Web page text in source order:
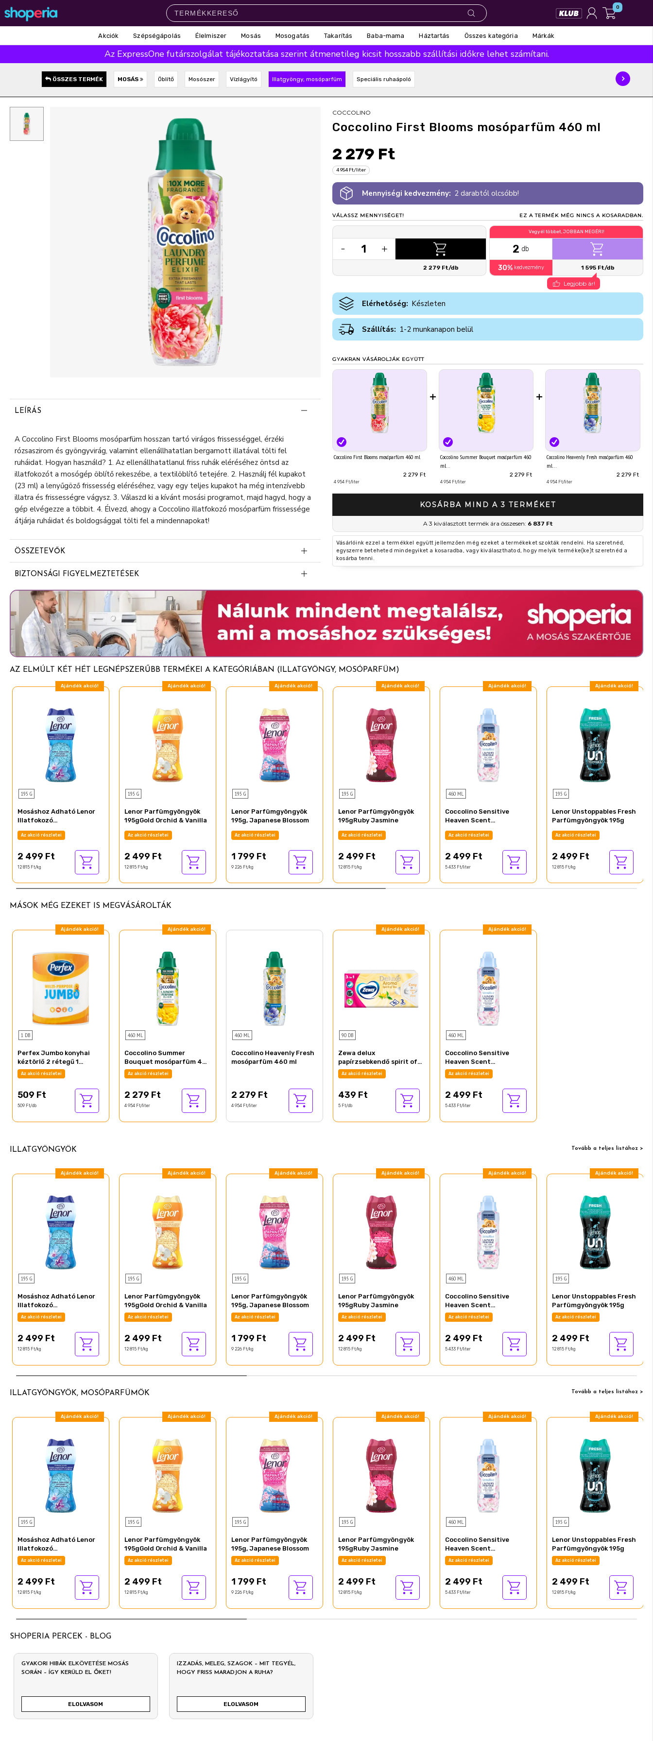
0
Élelmiszer
Mosás Mosogatás Takarítás
Baba-mama Háztartás
Népszerű márkák
Akciók Szépségápolás Élelmiszer Mosás Mosogatás Takarítás Baba-mama Háztartás Összes kategória Márkák
Az ExpressOne futárszolgálat tájékoztatása szerint átmenetileg kicsit hosszabb szállítási időkre lehet számítani.
ÖSSZES TERMÉK MOSÁS Öblítő Mosószer Vízlágyító Illatgyöngy, mosóparfüm Speciális ruhaápoló
COCCOLINO
Coccolino First Blooms mosóparfüm 460 ml
2 279 Ft
4 954 Ft/liter
Mennyiségi kedvezmény: 2 darabtól olcsóbb!
VÁLASSZ MENNYISÉGET! EZ A TERMÉK MÉG NINCS A KOSARADBAN.
- 1 +
2 279 Ft/db
Vegyél többet, JOBBAN MEGÉRI!
2 db
30% kedvezmény 1 595 Ft/db
Legjobb ár!
Elérhetőség: Készleten
Szállítás: 1-2 munkanapon belül
GYAKRAN VÁSÁROLJÁK EGYÜTT
Coccolino First Blooms mosóparfüm 460 ml
2 279 Ft
4 954 Ft/liter
+
Coccolino Summer Bouquet mosóparfüm 460
ml
2 279 Ft
4 954 Ft/liter
+
Coccolino Heavenly Fresh mosóparfüm 460
ml
2 279 Ft
4 954 Ft/liter
KOSÁRBA MIND A 3 TERMÉKET
A 3 kiválasztott termék ára összesen: 6 837 Ft
Vásárlóink ezzel a termékkel együtt jellemzően még ezeket a termékeket szokták rendelni. Ha szeretnéd,
egyszerre beteheted mindegyiket a kosaradba, vagy kiválaszthatod, hogy melyik terméke(ke)t szeretnéd a
kosárba tenni.
LEÍRÁS
A Coccolino First Blooms mosóparfüm hosszan tartó virágos frissességgel, érzéki
rózsaszirom és gyöngyvirág, valamint ellenállhatatlan bergamott illatával tölti fel
ruháidat. Hogyan használd? 1. Az ellenállhatatlanul friss ruhák eléréséhez öntsd az
illatfokozót a mosógép öblítő rekeszébe, a textilöblítő tetejére. 2. Használj fél kupakot
(23 ml) a lenyűgöző frissesség eléréséhez, vagy egy teljes kupakot ha még intenzívebb
illatra és frissességre vágysz. 3. Válaszd ki a kívánt mosási programot, majd hagyd, hogy a
gép elvégezze a többit. 4. Élvezd, ahogy a Coccolino illatfokozó mosóparfüm frissessége
átjárja ruháidat és boldogsággal tölti fel a mindennapokat!
ÖSSZETEVŐK
5-15%: nem ionos felületaktív anyagok
Citronellol, Dimethyl Phenethyl Acetate, Geraniol, Hexyl Cinnamal, Juniperus
Virginiana Oil, Limonene, Linalyl Acetate, Rose Ketones, Tetramethyl
Acetyloctahydronaphthalenes, Benzisothiazolinone, Phenoxyethanol
BIZTONSÁGI FIGYELMEZTETÉSEK
Tetramethyl Acetyloctahydronaphthalenes-t, Hexyl Cinnamal-t, Benzyl Salicylate-t,
Linalool-t, Benzisothiazolinone-t, Rose Ketone-3-t tartalmaz. Allergiás reakciót válthat ki.
AZ ELMÚLT KÉT HÉT LEGNÉPSZERŰBB TERMÉKEI A KATEGÓRIÁBAN (ILLATGYÖNGY, MOSÓPARFÜM)
Ajándék akció!
195 G
Mosáshoz Adható Lenor
Illatfokozó
Parfümgyöngyök
195gSpring Awakening
Az akció részletei
2 499 Ft
12 815 Ft/kg
Ajándék akció!
195 G
Lenor Parfümgyöngyök
195gGold Orchid & Vanilla
Az akció részletei
2 499 Ft
12 815 Ft/kg
Ajándék akció!
195 G
Lenor Parfümgyöngyök
195g, Japanese Blossom
Az akció részletei
1 799 Ft
9 226 Ft/kg
Ajándék akció!
195 G
Lenor Parfümgyöngyök
195gRuby Jasmine
Az akció részletei
2 499 Ft
12 815 Ft/kg
Ajándék akció!
460 ML
Coccolino Sensitive
Heaven Scent
mosóparfüm 460 ml
Az akció részletei
2 499 Ft
5 433 Ft/liter
Ajándék akció!
195 G
Lenor Unstoppables Fresh
Parfümgyöngyök 195g
Az akció részletei
2 499 Ft
12 815 Ft/kg
MÁSOK MÉG EZEKET IS MEGVÁSÁROLTÁK
Ajándék akció!
1 DB
Perfex Jumbo konyhai
kéztörlő 2 rétegű 1
tekercs
Az akció részletei
509 Ft
509 Ft/db
Ajándék akció!
460 ML
Coccolino Summer
Bouquet mosóparfüm 460
mlAz akció részletei
2 279 Ft
4 954 Ft/liter
460 ML
Coccolino Heavenly Fresh
mosóparfüm 460 ml
2 279 Ft
4 954 Ft/liter
Ajándék akció!
90 DB
Zewa delux
papírzsebkendő spirit of
tea 3 rétegű 90 db
Az akció részletei
439 Ft
5 Ft/db
Ajándék akció!
460 ML
Coccolino Sensitive
Heaven Scent
mosóparfüm 460 ml
Az akció részletei
2 499 Ft
5 433 Ft/liter
ILLATGYÖNGYÖK Tovább a teljes listához >
Ajándék akció!
195 G
Mosáshoz Adható Lenor
Illatfokozó
Parfümgyöngyök
195gSpring Awakening
Az akció részletei
2 499 Ft
12 815 Ft/kg
Ajándék akció!
195 G
Lenor Parfümgyöngyök
195gGold Orchid & Vanilla
Az akció részletei
2 499 Ft
12 815 Ft/kg
Ajándék akció!
195 G
Lenor Parfümgyöngyök
195g, Japanese Blossom
Az akció részletei
1 799 Ft
9 226 Ft/kg
Ajándék akció!
195 G
Lenor Parfümgyöngyök
195gRuby Jasmine
Az akció részletei
2 499 Ft
12 815 Ft/kg
Ajándék akció!
460 ML
Coccolino Sensitive
Heaven Scent
mosóparfüm 460 ml
Az akció részletei
2 499 Ft
5 433 Ft/liter
Ajándék akció!
195 G
Lenor Unstoppables Fresh
Parfümgyöngyök 195g
Az akció részletei
2 499 Ft
12 815 Ft/kg
ILLATGYÖNGYÖK, MOSÓPARFÜMÖK Tovább a teljes listához >
Ajándék akció!
195 G
Mosáshoz Adható Lenor
Illatfokozó
Parfümgyöngyök
195gSpring Awakening
Az akció részletei
2 499 Ft
12 815 Ft/kg
Ajándék akció!
195 G
Lenor Parfümgyöngyök
195gGold Orchid & Vanilla
Az akció részletei
2 499 Ft
12 815 Ft/kg
Ajándék akció!
195 G
Lenor Parfümgyöngyök
195g, Japanese Blossom
Az akció részletei
1 799 Ft
9 226 Ft/kg
Ajándék akció!
195 G
Lenor Parfümgyöngyök
195gRuby Jasmine
Az akció részletei
2 499 Ft
12 815 Ft/kg
Ajándék akció!
460 ML
Coccolino Sensitive
Heaven Scent
mosóparfüm 460 ml
Az akció részletei
2 499 Ft
5 433 Ft/liter
Ajándék akció!
195 G
Lenor Unstoppables Fresh
Parfümgyöngyök 195g
Az akció részletei
2 499 Ft
12 815 Ft/kg
SHOPERIA PERCEK - BLOG
GYAKORI HIBÁK ELKÖVETÉSE MOSÁS
SORÁN – ÍGY KERÜLD EL ŐKET!
ELOLVASOM
IZZADÁS, MELEG, SZAGOK – MIT TEGYÉL,
HOGY FRISS MARADJON A RUHA?
ELOLVASOM